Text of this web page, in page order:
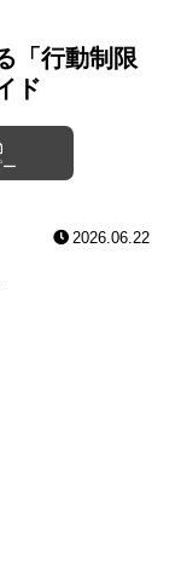
「行動制限
ド
2026.06.22